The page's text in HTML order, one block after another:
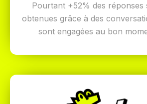
Pourtant +52% des réponses
obtenues grâce à des
sont engagées au bon